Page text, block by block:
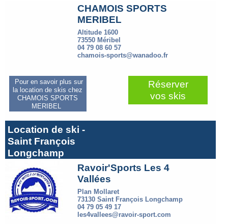
CHAMOIS SPORTS
MERIBEL
Altitude 1600
73550 Méribel
04 79 08 60 57
chamois-sports@wanadoo.fr
Pour en savoir plus sur
la location de skis chez
CHAMOIS SPORTS
MERIBEL
Réserver
vos skis
Location de ski -
Saint François
Longchamp
Ravoir'Sports Les 4
Vallées
Plan Mollaret
73130 Saint François Longchamp
04 79 05 49 17
les4vallees@ravoir-sport.com